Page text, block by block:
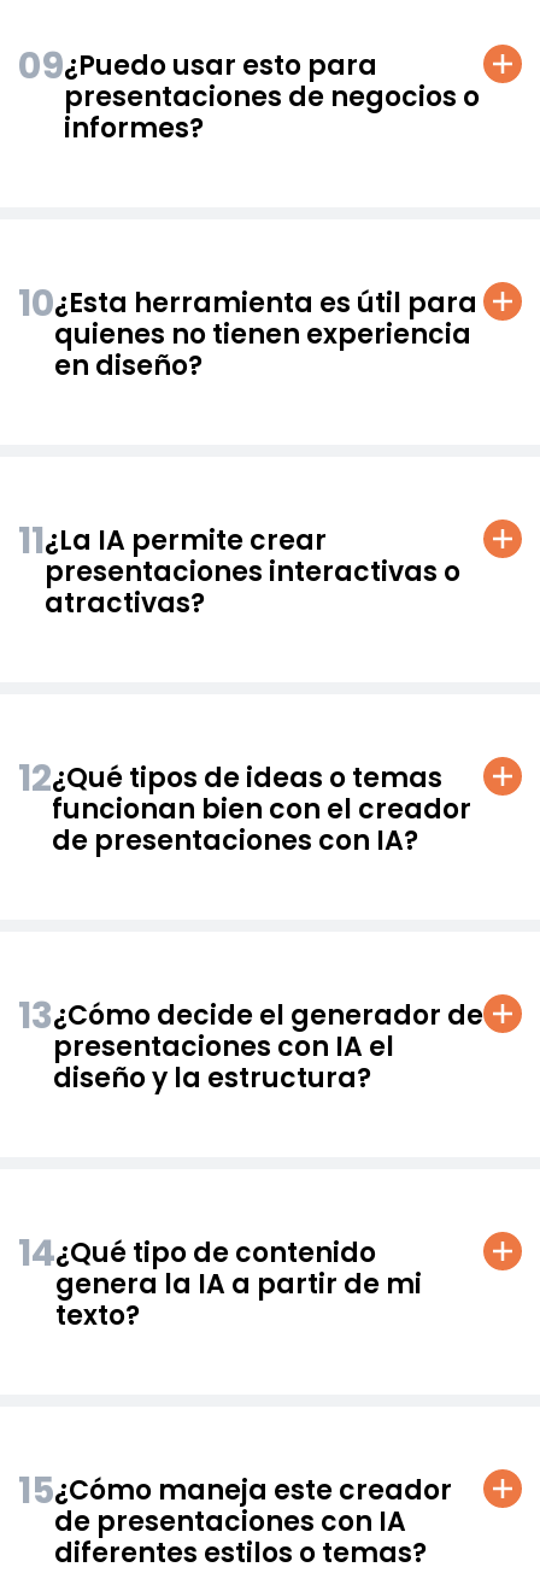
09¿Puedo usar esto para
presentaciones de negocios o
informes?
10¿Esta herramienta es útil para
quienes no tienen experiencia
en diseño?
11¿La IA permite crear
presentaciones interactivas o
atractivas?
12¿Qué tipos de ideas o temas
funcionan bien con el creador
de presentaciones con IA?
13¿Cómo decide el generador de
presentaciones con IA el
diseño y la estructura?
14¿Qué tipo de contenido
genera la IA a partir de mi
texto?
15¿Cómo maneja este creador
de presentaciones con IA
diferentes estilos o temas?